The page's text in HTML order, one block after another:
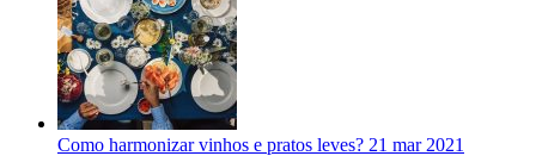
Como harmonizar vinhos e pratos leves? 21 mar 2021